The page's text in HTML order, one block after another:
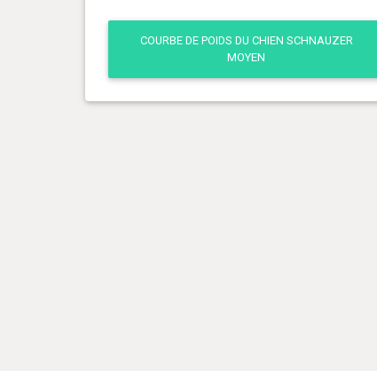
COURBE DE POIDS DU CHIEN SCHNAUZER
MOYEN